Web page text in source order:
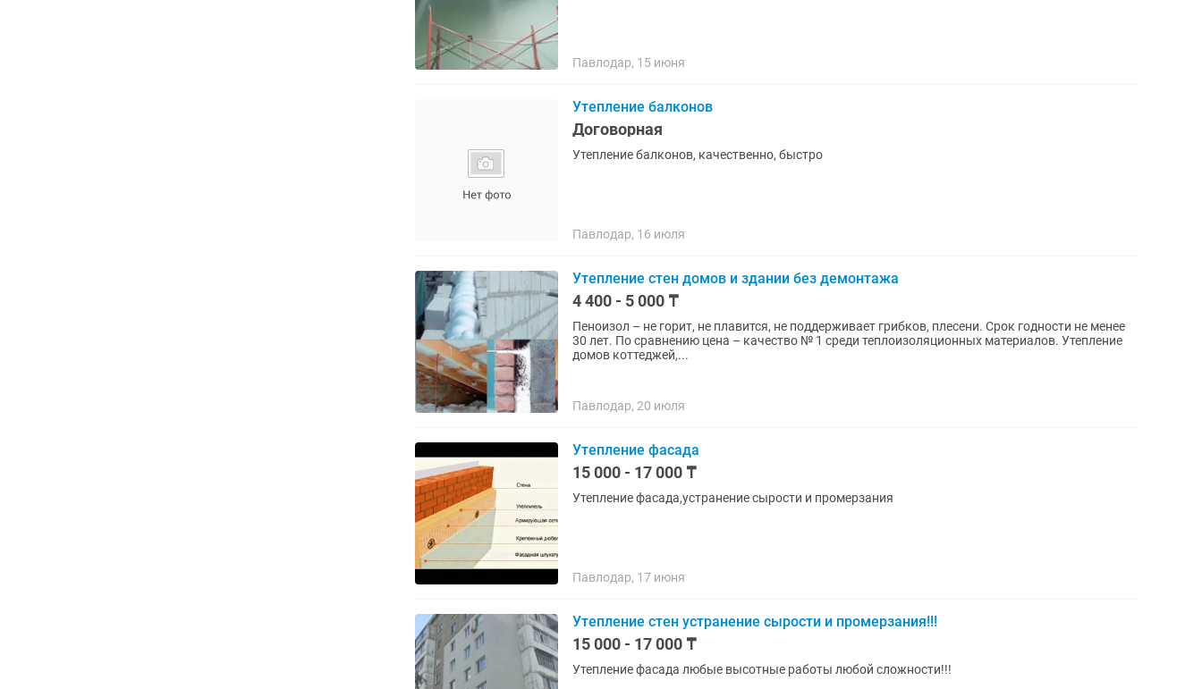
Павлодар, 15 июня
Утепление балконов
Договорная
Утепление балконов, качественно, быстро
Павлодар, 16 июля
Утепление стен домов и здании без демонтажа
4 400 - 5 000 ₸
Пеноизол – не горит, не плавится, не поддерживает грибков, плесени. Срок годности не менее
30 лет. По сравнению цена – качество № 1 среди теплоизоляционных материалов. Утепление
домов коттеджей,...
Павлодар, 20 июля
Утепление фасада
15 000 - 17 000 ₸
Утепление фасада,устранение сырости и промерзания
Павлодар, 17 июня
Утепление стен устранение сырости и промерзания!!!
15 000 - 17 000 ₸
Утепление фасада любые высотные работы любой сложности!!!